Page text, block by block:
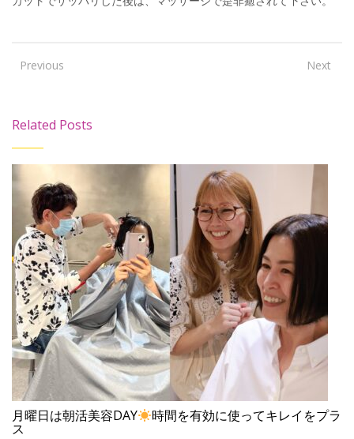
Previous Next
Related Posts
月曜日は朝活美容DAY 時間を有効に使ってキレイをプラ
ス